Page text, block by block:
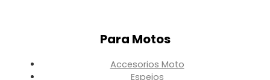
Para Motos
Accesorios Moto
Espejos